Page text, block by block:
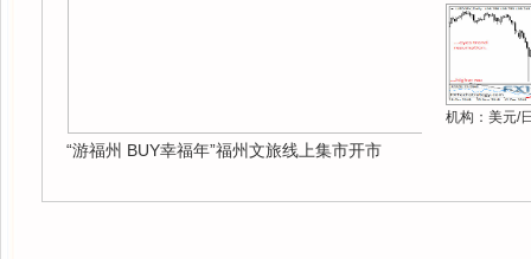
“游福州 BUY幸福年”福州文旅线上集市开市
机构：美元/